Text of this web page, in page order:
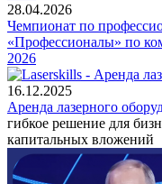
28.04.2026
Чемпионат по
«Профессионалы» по
2026
16.12.2025
Аренда лазерного
гибкое решение для
капитальных вложений